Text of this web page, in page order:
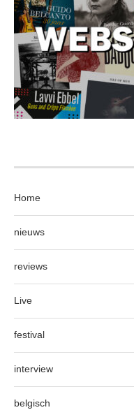
Home
nieuws
reviews
Live
festival
interview
belgisch